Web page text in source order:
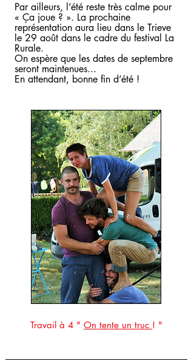
Par ailleurs, l’été reste très calme pour
« Ça joue ? ». La prochaine
représentation aura lieu dans le Trieve
le 29 août dans le cadre du festival La
Rurale.
On espère que les dates de septembre
seront maintenues...
En attendant, bonne fin d’été !
Travail à 4 " On tente un truc ! "